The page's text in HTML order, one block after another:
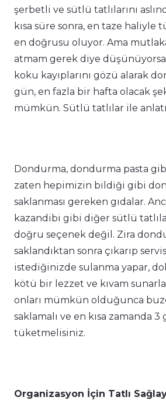
şerbetli ve sütlü tatlılarını
kısa süre sonra, en taze
en doğrusu oluyor. Ama
atmam gerek diye
koku kayıplarını gözü alarak
gün, en fazla bir hafta olacak
mümkün. Sütlü tatlılar ile
Dondurma, dondurma pasta
zaten hepimizin bildiği gibi
saklanması gereken gıdalar.
kazandibi gibi diğer sütlü
doğru seçenek değil. Zira
saklandıktan sonra çıkarıp
istediğinizde sulanma yapar,
kötü bir lezzet ve kıvam
onları mümkün olduğunca
saklamalı ve en kısa zamanda
tüketmelisiniz.
Organizasyon İçin Tatlı